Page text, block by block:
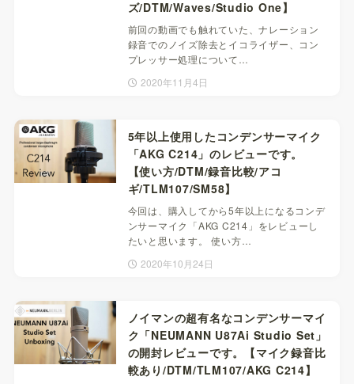
ズ/DTM/Waves/Studio One】
前回の動画でも触れていた、ナレーション
録音でのノイズ除去とイコライザー、コン
プレッサー処理について…
2020年11月4日
5年以上使用したコンデンサーマイク
「AKG C214」のレビューです。
【使い方/DTM/録音比較/アコ
ギ/TLM107/SM58】
今回は、購入してから5年以上になるコンデ
ンサーマイク「AKG C214」をレビューし
たいと思います。 使い方…
2020年10月24日
ノイマンの超有名なコンデンサーマイ
ク「NEUMANN U87Ai Studio Set」
の開封レビューです。【マイク録音比
較あり/DTM/TLM107/AKG C214】